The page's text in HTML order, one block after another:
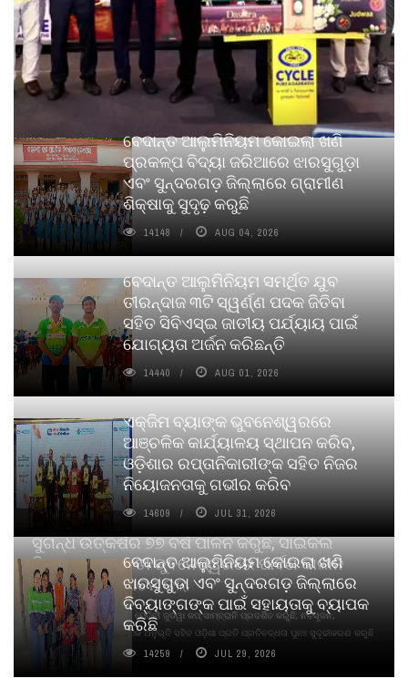
ସୁଗନ୍ଧ ଉତ୍କର୍ଷର ୭୭ ବର୍ଷ ପାଳନ କରୁଛି, ସାଇକଲ
ପିୟୋର୍‌ ଅଗରବତୀ ଭୁବନେଶ୍ୱରରେ ପାର୍ବଣ କାଳୀନ
ନବସୃଜନ ଉନ୍ମୋଚନ କଲା
ବାଉଁଶ ବିହୀନ କଠିନ ଧୂପ ଏବଂ ମେଦିନୀ ଜୁଡୱା କପ୍‌ ସାମ୍ବ୍ରାନି ପ୍ରଦର୍ଶିତ କରୁଛି; ନବସୃଜନ,
ଦୀର୍ଘସ୍ଥାୟିତା ଏବଂ ଆଧ୍ୟାତ୍ମିକ ଅନୁଭୂତି ସହିତ ଓଡ଼ିଶା ପ୍ରତି ପ୍ରତିବଦ୍ଧତା ପୁନଃ ସୁଦୃଢୀକରଣ କରୁଛି
ବେଦାନ୍ତ ଆଲୁମିନିୟମ କୋଇଲା ଖଣି
ପ୍ରକଳ୍ପ ବିଦ୍ୟା ଜରିଆରେ ଝାରସୁଗୁଡ଼ା
ଏବଂ ସୁନ୍ଦରଗଡ଼ ଜିଲ୍ଲାରେ ଗ୍ରାମୀଣ
ଶିକ୍ଷାକୁ ସୁଦୃଢ଼ କରୁଛି
14148 AUG 04, 2026
ବେଦାନ୍ତ ଆଲୁମିନିୟମ ସମର୍ଥିତ ଯୁବ
ତୀରନ୍ଦାଜ ୩ଟି ସ୍ୱର୍ଣ୍ଣ ପଦକ ଜିତିବା
ସହିତ ସିବିଏସ୍ଇ ଜାତୀୟ ପର୍ଯ୍ୟାୟ ପାଇଁ
ଯୋଗ୍ୟତା ଅର୍ଜନ କରିଛନ୍ତି
14440 AUG 01, 2026
ଏକ୍ଜିମ ବ୍ୟାଙ୍କ ଭୁବନେଶ୍ୱରରେ
ଆଞ୍ଚଳିକ କାର୍ଯ୍ୟାଳୟ ସ୍ଥାପନ କରିବ,
ଓଡ଼ିଶାର ରପ୍ତାନିକାରୀଙ୍କ ସହିତ ନିଜର
ନିୟୋଜନତାକୁ ଗଭୀର କରିବ
14609 JUL 31, 2026
ବେଦାନ୍ତ ଆଲୁମିନିୟମ କୋଇଲା ଖଣି
ଝାରସୁଗୁଡା ଏବଂ ସୁନ୍ଦରଗଡ଼ ଜିଲ୍ଲାରେ
ଦିବ୍ୟାଙ୍ଗଙ୍କ ପାଇଁ ସହାୟତାକୁ ବ୍ୟାପକ
କରିଛି
14259 JUL 29, 2026